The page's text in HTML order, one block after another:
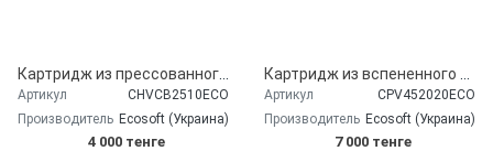
Артикул
CHVCB2510ECO
Производитель Ecosoft (Украина)
4 000 тенге
Артикул
CPV452020ECO
Производитель Ecosoft (Украина)
7 000 тенге